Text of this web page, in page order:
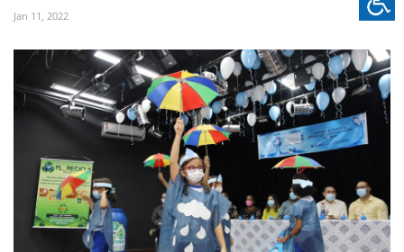
Jan 11, 2022